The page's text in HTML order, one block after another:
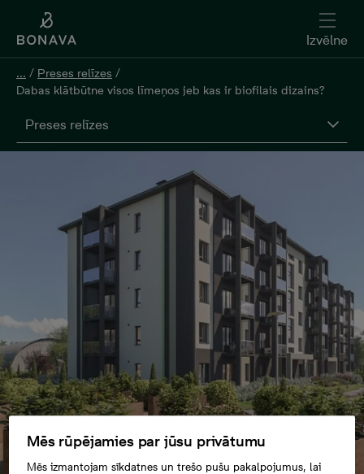
Izvēlne
... / Preses relīzes /
Dabas klātbūtne visos līmeņos jeb kas ir biofilais dizains?
Preses relīzes
Mēs rūpējamies par jūsu privātumu
Mēs izmantojam sīkdatnes un trešo pušu pakalpojumus, lai